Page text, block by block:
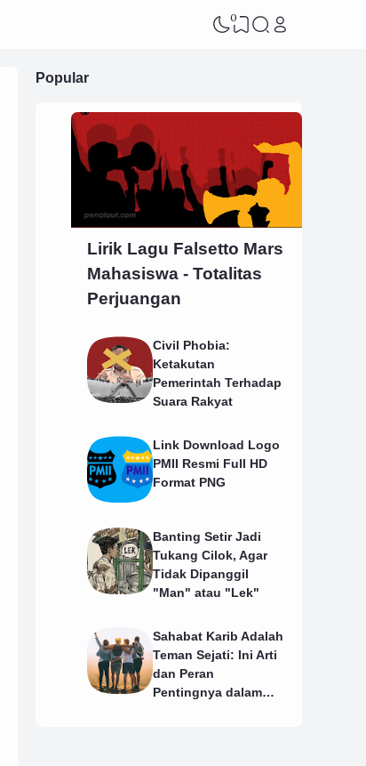
0
Popular
Lirik Lagu Falsetto Mars
Mahasiswa - Totalitas
Perjuangan
Civil Phobia:
Ketakutan
Pemerintah Terhadap
Suara Rakyat
Link Download Logo
PMII Resmi Full HD
Format PNG
Banting Setir Jadi
Tukang Cilok, Agar
Tidak Dipanggil
"Man" atau "Lek"
Sahabat Karib Adalah
Teman Sejati: Ini Arti
dan Peran
Pentingnya dalam